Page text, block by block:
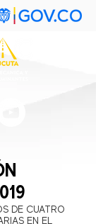
DE CUATRO
EN EL